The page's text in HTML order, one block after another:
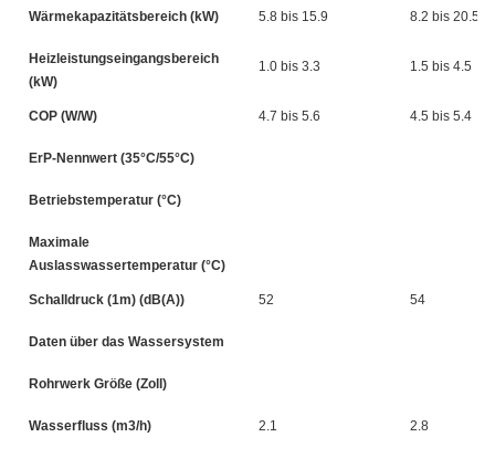
Wärmekapazitätsbereich (kW) 5.8 bis 15.9 8.2 bis 20.5
Heizleistungseingangsbereich
(kW)
1.0 bis 3.3 1.5 bis 4.5
COP (W/W) 4.7 bis 5.6 4.5 bis 5.4
ErP-Nennwert (35°C/55°C)
Betriebstemperatur (°C)
Maximale
Auslasswassertemperatur (°C)
Schalldruck (1m) (dB(A)) 52 54
Daten über das Wassersystem
Rohrwerk Größe (Zoll)
Wasserfluss (m3/h) 2.1 2.8